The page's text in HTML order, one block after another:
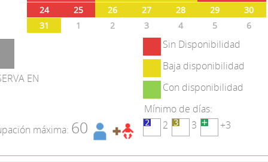
24
25 26 27 28 29
30
31
1 2 3 4 5 6
Sin Disponibilidad
Baja disponibilidad
Con disponibilidad
Mínimo de días:
2
3 +3
EN
máxima: 60